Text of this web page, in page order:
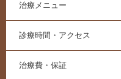
治療メニュー
診療時間・アクセス
治療費・保証